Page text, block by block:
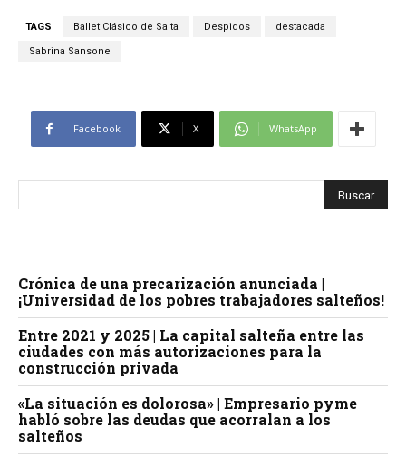
TAGS Ballet Clásico de Salta Despidos destacada
Sabrina Sansone
Facebook X WhatsApp
Crónica de una precarización anunciada |
¡Universidad de los pobres trabajadores salteños!
Entre 2021 y 2025 | La capital salteña entre las
ciudades con más autorizaciones para la
construcción privada
«La situación es dolorosa» | Empresario pyme
habló sobre las deudas que acorralan a los
salteños